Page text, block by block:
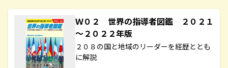
Ｗ０２ 世界の指導者図鑑 ２０２１
～２０２２年版
２０８の国と地域のリーダーを経歴ととも
に解説